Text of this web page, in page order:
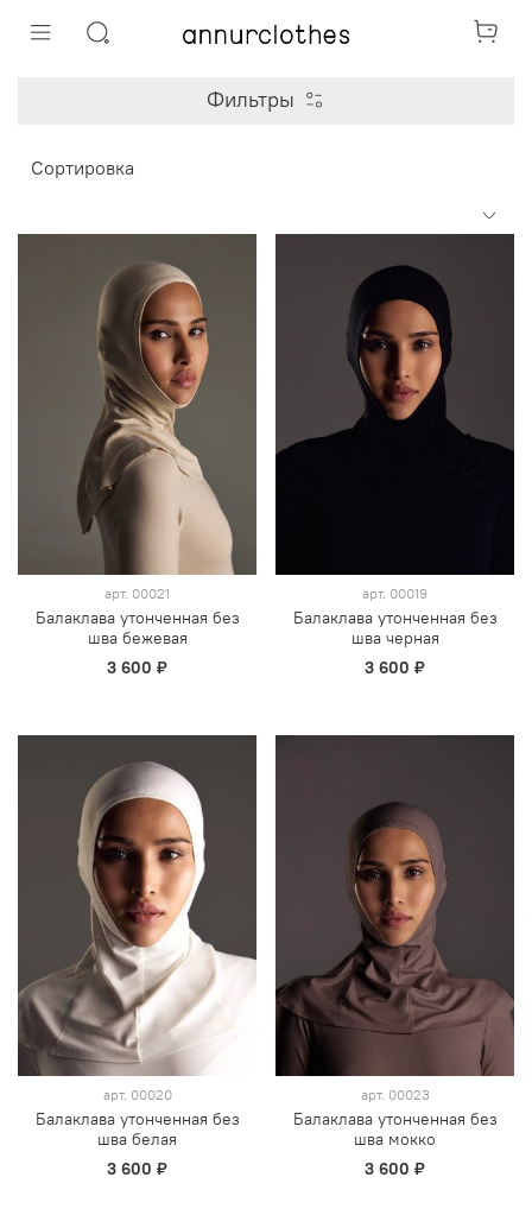
Фильтры
арт. 00021
Балаклава утонченная без
шва бежевая
3 600 ₽
арт. 00019
Балаклава утонченная без
шва черная
3 600 ₽
арт. 00020
Балаклава утонченная без
шва белая
3 600 ₽
арт. 00023
Балаклава утонченная без
шва мокко
3 600 ₽